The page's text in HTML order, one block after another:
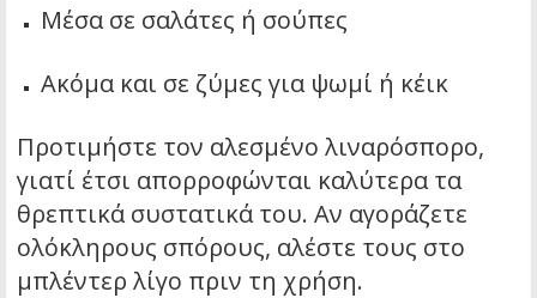
Μέσα σε σαλάτες ή σούπες
Ακόμα και σε ζύμες για ψωμί ή κέικ
Προτιμήστε τον αλεσμένο λιναρόσπορο,
γιατί έτσι απορροφώνται καλύτερα τα
θρεπτικά συστατικά του. Αν αγοράζετε
ολόκληρους σπόρους, αλέστε τους στο
μπλέντερ λίγο πριν τη χρήση.